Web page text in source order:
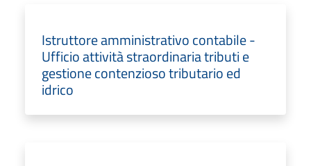
Istruttore amministrativo contabile -
Ufficio attività straordinaria tributi e
gestione contenzioso tributario ed
idrico